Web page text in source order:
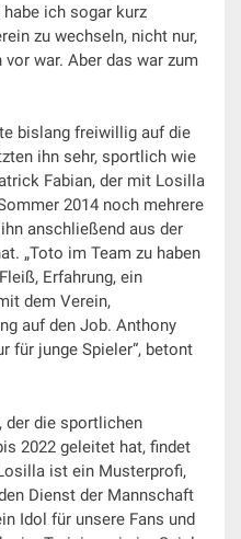
ich sogar kurz
zu wechseln, nicht nur,
war. Aber das war zum
bislang freiwillig auf die
ihn sehr, sportlich wie
Fabian, der mit Losilla
2014 noch mehrere
anschließend aus der
„Toto im Team zu haben
Erfahrung, ein
dem Verein,
auf den Job. Anthony
für junge Spieler“, betont
der die sportlichen
2022 geleitet hat, findet
ist ein Musterprofi,
Dienst der Mannschaft
Idol für unsere Fans und